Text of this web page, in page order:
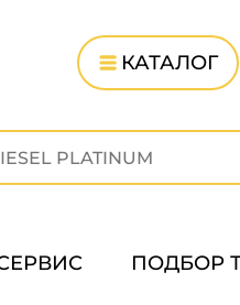
КАТАЛОГ
ПОДБОР